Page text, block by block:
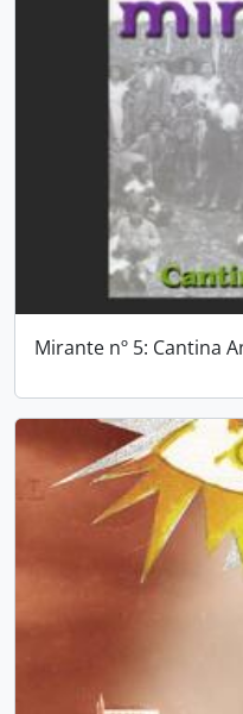
Mirante nº 5: Cantina